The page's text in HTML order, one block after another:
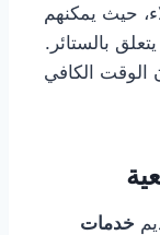
حيث يمكنهم
بالستائر.
الوقت الكافي
خدمات